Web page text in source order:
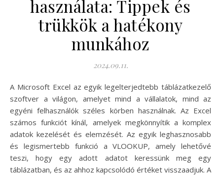
használata: Tippek és
trükkök a hatékony
munkához
2024.09.11.
A Microsoft Excel az egyik legelterjedtebb táblázatkezelő
szoftver a világon, amelyet mind a vállalatok, mind az
egyéni felhasználók széles körben használnak. Az Excel
számos funkciót kínál, amelyek megkönnyítik a komplex
adatok kezelését és elemzését. Az egyik leghasznosabb
és legismertebb funkció a VLOOKUP, amely lehetővé
teszi, hogy egy adott adatot keressünk meg egy
táblázatban, és az ahhoz kapcsolódó értéket visszaadjuk. A